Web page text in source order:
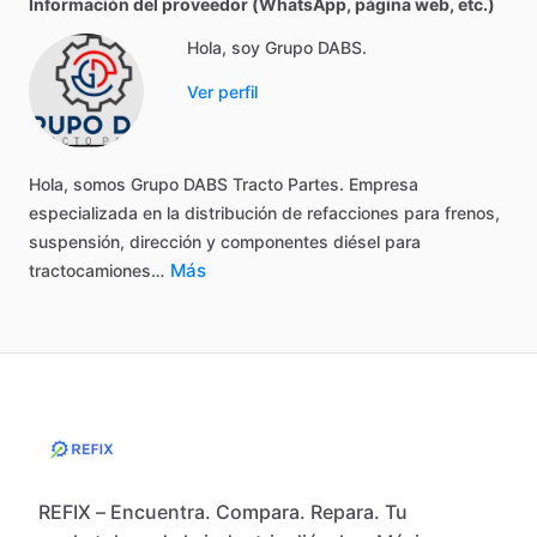
Información del proveedor (WhatsApp, página web, etc.)
Hola, soy Grupo DABS.
Ver perfil
Hola, somos Grupo DABS Tracto Partes. Empresa
especializada en la distribución de refacciones para frenos,
suspensión, dirección y componentes diésel para
tractocamiones… Más
REFIX – Encuentra. Compara. Repara. Tu